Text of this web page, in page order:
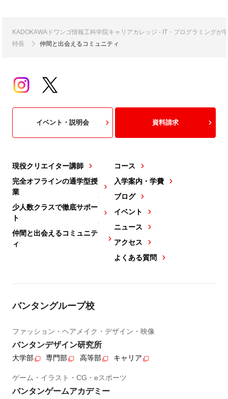
KADOKAWAドワンゴ情報工科学院キャリアカレッジ - IT・プログラミングが
特長
仲間と出会えるコミュニティ
現役クリエイター講師
完全オフラインの通学型授
業
少人数クラスで徹底サポー
ト
仲間と出会えるコミュニテ
ィ
コース
入学案内・学費
ブログ
イベント
ニュース
アクセス
よくある質問
イベント・説明会 資料請求
バンタングループ校
ファッション・ヘアメイク・デザイン・映像
バンタンデザイン研究所
大学部 専門部 高等部 キャリア
ゲーム・イラスト・CG・eスポーツ
バンタンゲームアカデミー